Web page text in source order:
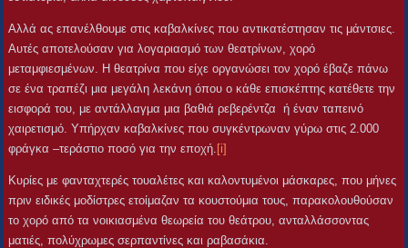
Αλλά ας επανέλθουμε στις καβαλκίνες που αντικατέστησαν τις μάντσιες.
Αυτές αποτελούσαν για λογαριασμό των θεατρίνων, χορό
μεταμφιεσμένων. Η θεατρίνα που είχε οργανώσει τον χορό έβαζε πάνω
σε ένα τραπέζι μια μεγάλη λεκάνη όπου ο κάθε επισκέπτης κατέθετε την
εισφορά του, με αντάλλαγμα μια βαθιά ρεβερέντζα ή έναν ταπεινό
χαιρετισμό. Υπήρχαν καβαλκίνες που συγκέντρωναν γύρω στις 2.000
φράγκα –τεράστιο ποσό για την εποχή. [i]
Κυρίες με φανταχτερές τουαλέτες και καλοντυμένοι μάσκαρες, που μήνες
πριν ειδικές μοδίστρες ετοίμαζαν τα κουστούμια τους, παρακολουθούσαν
το χορό από τα νοικιασμένα θεωρεία του θεάτρου, ανταλλάσσοντας
ματιές, πολύχρωμες σερπαντίνες και ραβασάκια.